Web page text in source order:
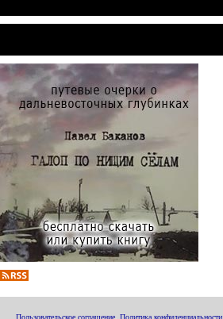
Пользовательское соглашение Политика конфиденциальности